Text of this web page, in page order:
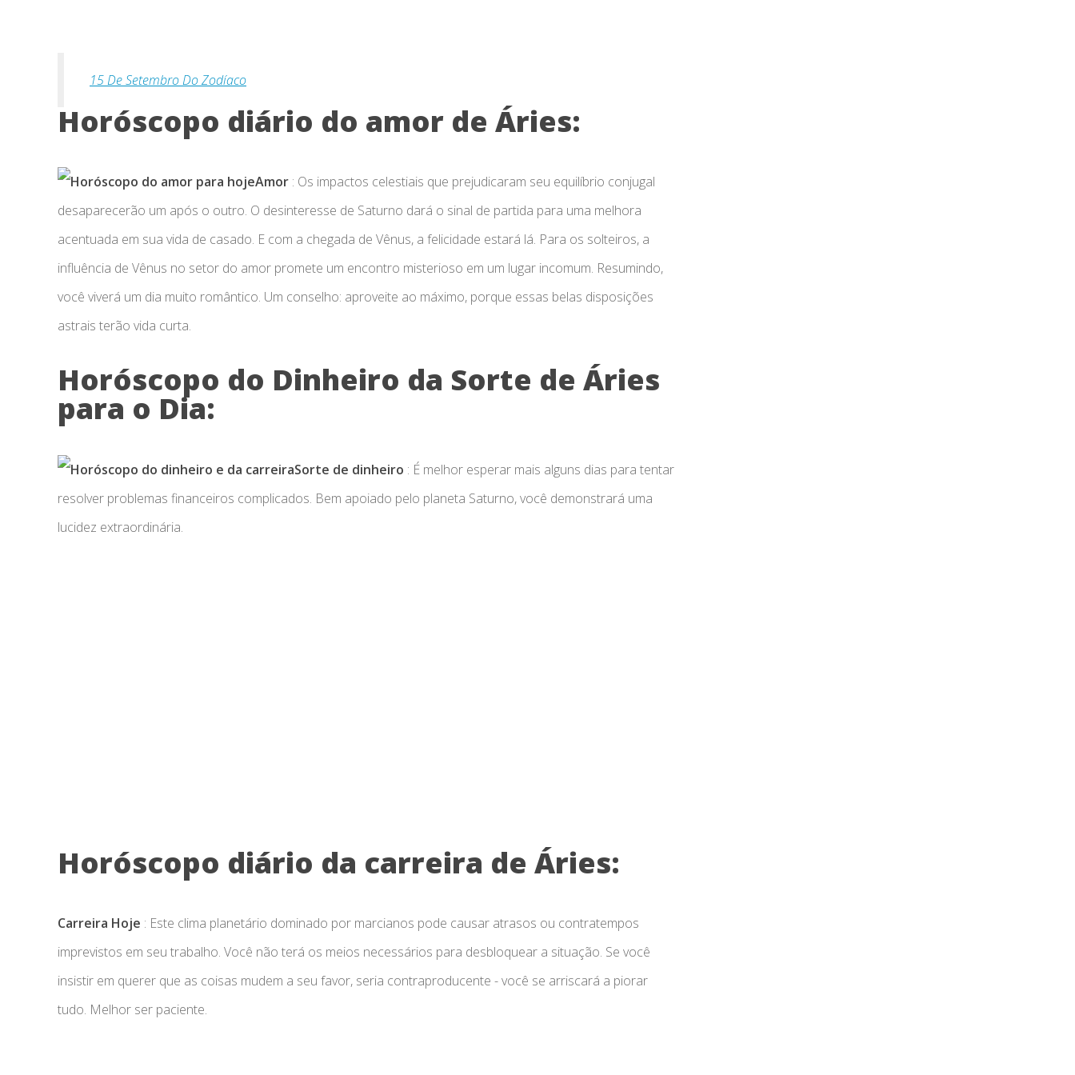
15 De Setembro Do Zodíaco
Horóscopo diário do amor de Áries:
Amor : Os impactos celestiais que prejudicaram seu equilíbrio conjugal
desaparecerão um após o outro. O desinteresse de Saturno dará o sinal de partida para uma melhora
acentuada em sua vida de casado. E com a chegada de Vênus, a felicidade estará lá. Para os solteiros, a
influência de Vênus no setor do amor promete um encontro misterioso em um lugar incomum. Resumindo,
você viverá um dia muito romântico. Um conselho: aproveite ao máximo, porque essas belas disposições
astrais terão vida curta.
Horóscopo do Dinheiro da Sorte de Áries
para o Dia:
Sorte de dinheiro : É melhor esperar mais alguns dias para tentar
resolver problemas financeiros complicados. Bem apoiado pelo planeta Saturno, você demonstrará uma
lucidez extraordinária.
Horóscopo diário da carreira de Áries:
Carreira Hoje : Este clima planetário dominado por marcianos pode causar atrasos ou contratempos
imprevistos em seu trabalho. Você não terá os meios necessários para desbloquear a situação. Se você
insistir em querer que as coisas mudem a seu favor, seria contraproducente - você se arriscará a piorar
tudo. Melhor ser paciente.